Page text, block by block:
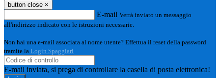
button close ×
E-mail Verrà inviato un messaggio
all'indirizzo indicato con le istruzioni necessarie.
Non hai una e-mail associata al nome utente? Effettua il reset della password
tramite la Login Spaggiari
E-mail inviata, si prega di controllare la casella di posta elettronica!